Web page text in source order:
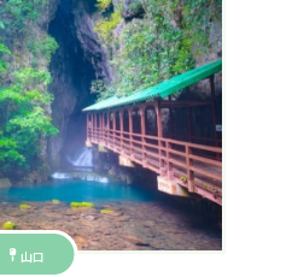
山口